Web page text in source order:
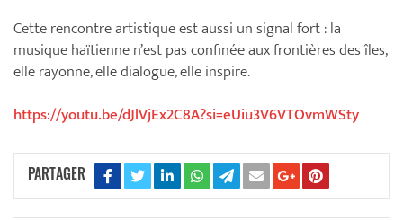
Cette rencontre artistique est aussi un signal fort : la
musique haïtienne n’est pas confinée aux frontières des îles,
elle rayonne, elle dialogue, elle inspire.
https://youtu.be/dJlVjEx2C8A?si=eUiu3V6VTOvmWSty
PARTAGER